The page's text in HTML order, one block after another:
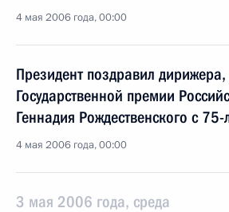
4 мая 2006 года, 00:00
Президент поздравил дирижера,
Государственной премии
Геннадия Рождественского с
4 мая 2006 года, 00:00
3 мая 2006 года, среда